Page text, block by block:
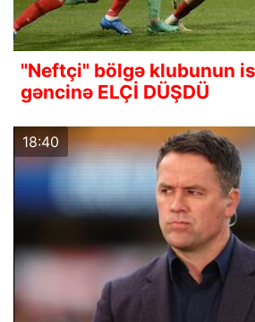
"Neftçi" bölgə klubunun
gəncinə ELÇİ DÜŞDÜ
18:40